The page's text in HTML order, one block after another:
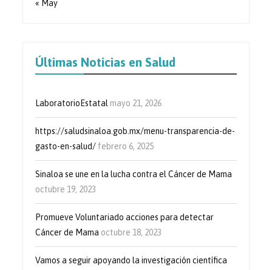
« May
Últimas Noticias en Salud
LaboratorioEstatal mayo 21, 2026
https://saludsinaloa.gob.mx/menu-transparencia-de-
gasto-en-salud/ febrero 6, 2025
Sinaloa se une en la lucha contra el Cáncer de Mama
octubre 19, 2023
Promueve Voluntariado acciones para detectar
Cáncer de Mama octubre 18, 2023
Vamos a seguir apoyando la investigación científica